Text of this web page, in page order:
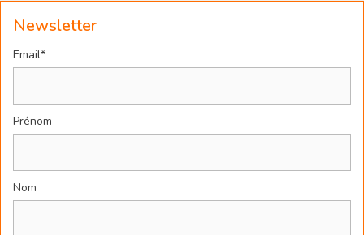
Newsletter
Email*
Prénom
Nom